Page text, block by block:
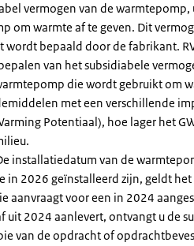
vermogen van de
om warmte af te geven. Dit
bepaald door de fabrikant.
van het subsidiabele
die wordt gebruikt om
met een verschillende
Potentiaal), hoe lager het
installatiedatum van de
in 2026 geïnstalleerd zijn, geldt het
aanvraagt voor een in 2024
uit 2024 aanlevert, ontvangt u de
van de opdracht of